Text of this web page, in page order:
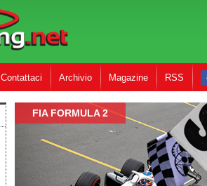
Contattaci Archivio Magazine RSS
FIA FORMULA 2